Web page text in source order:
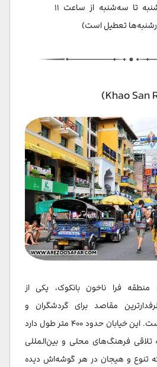
پنج‌شنبه تا سه‌شنبه از ساعت ۱۱
فرا ناخون بانکوک، یکی از
مقاصد برای گردشگران و
کوله‌گردان از سراسر دنیاست. این خیابان حدود ۴۰۰ متر طول دارد
تلاقی فرهنگ‌های محلی و بین‌المللی
تنوع و هیجان در هر گوشه‌اش دیده